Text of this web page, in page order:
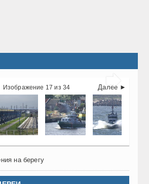

Далее ►
Изображение 17 из 34
на берегу